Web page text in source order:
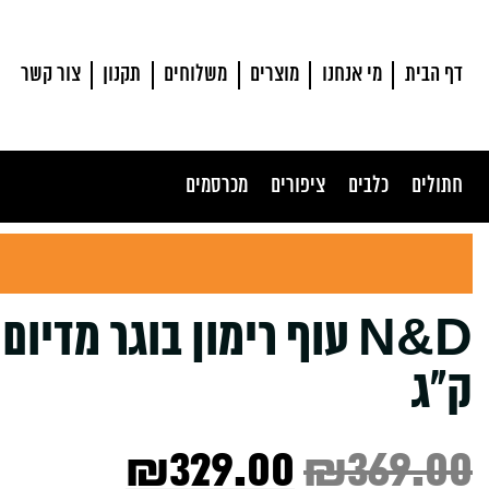
דף הבית מי אנחנו מוצרים משלוחים תקנון צור קשר
חתולים כלבים ציפורים מכרסמים
ק”ג
₪369.00
Original
₪329.00